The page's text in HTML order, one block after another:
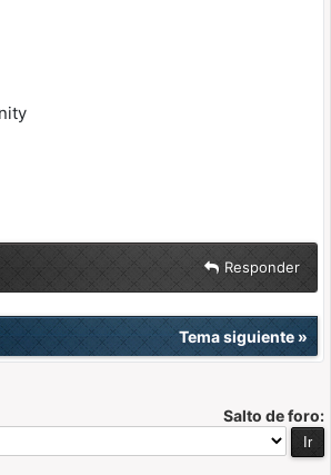
Responder
Tema siguiente»
Salto de foro: